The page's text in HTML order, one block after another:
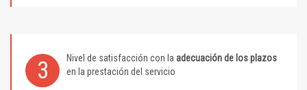
3 Nivel de satisfacción con la adecuación de los plazos
en la prestación del servicio